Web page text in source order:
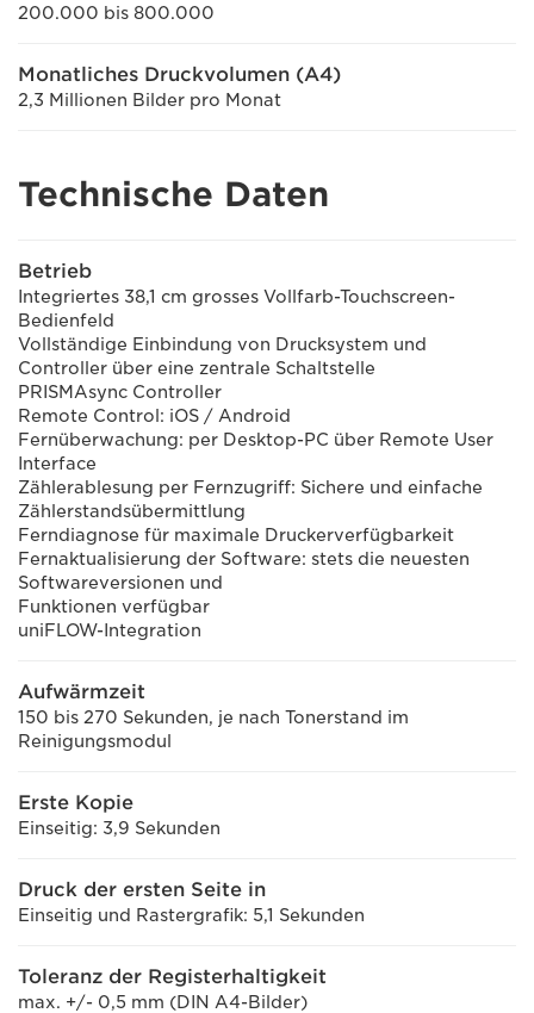
200.000 bis 800.000
Monatliches Druckvolumen (A4)
2,3 Millionen Bilder pro Monat
Technische Daten
Betrieb
Integriertes 38,1 cm grosses Vollfarb-Touchscreen-
Bedienfeld
Vollständige Einbindung von Drucksystem und
Controller über eine zentrale Schaltstelle
PRISMAsync Controller
Remote Control: iOS / Android
Fernüberwachung: per Desktop-PC über Remote User
Interface
Zählerablesung per Fernzugriff: Sichere und einfache
Zählerstandsübermittlung
Ferndiagnose für maximale Druckerverfügbarkeit
Fernaktualisierung der Software: stets die neuesten
Softwareversionen und
Funktionen verfügbar
uniFLOW-Integration
Aufwärmzeit
150 bis 270 Sekunden, je nach Tonerstand im
Reinigungsmodul
Erste Kopie
Einseitig: 3,9 Sekunden
Druck der ersten Seite in
Einseitig und Rastergrafik: 5,1 Sekunden
Toleranz der Registerhaltigkeit
max. +/- 0,5 mm (DIN A4-Bilder)